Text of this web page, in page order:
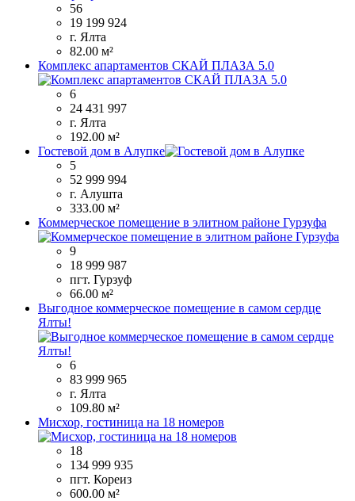
56
19 199 924
г. Ялта
82.00 м²
Комплекс апартаментов СКАЙ ПЛАЗА 5.0
6
24 431 997
г. Ялта
192.00 м²
Гостевой дом в Алупке
5
52 999 994
г. Алушта
333.00 м²
Коммерческое помещение в элитном районе Гурзуфа
9
18 999 987
пгт. Гурзуф
66.00 м²
Выгодное коммерческое помещение в самом сердце
Ялты!
6
83 999 965
г. Ялта
109.80 м²
Мисхор, гостиница на 18 номеров
18
134 999 935
пгт. Кореиз
600.00 м²